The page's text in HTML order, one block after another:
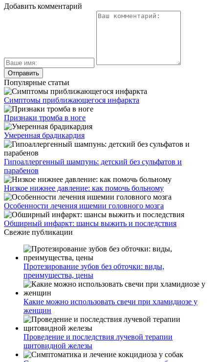
Добавить комментарий
Популярные статьи
Симптомы приближающегося инфаркта
Признаки тромба в ноге
Умеренная брадикардия
Гипоаллергенный шампунь: детский без сульфатов и
парабенов
Низкое нижнее давление: как помочь больному
Особенности лечения ишемии головного мозга
Обширный инфаркт: шансы выжить и последствия
Свежие публикации
Протезирование зубов без обточки: виды,
преимущества, цены
Какие можно использовать свечи при хламидиозе у
женщин
Проведение и последствия лучевой терапии
щитовидной железы